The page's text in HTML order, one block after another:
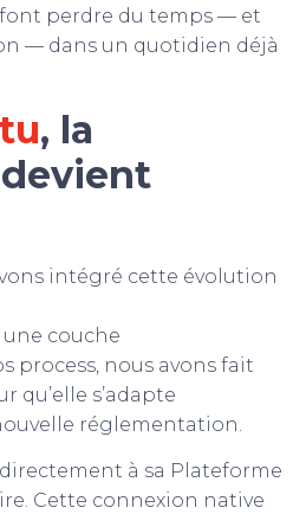
perdre du temps — et
— dans un quotidien déjà
, la
intégré cette évolution
couche
process, nous avons fait
qu’elle s’adapte
réglementation.
à sa Plateforme
Cette connexion native